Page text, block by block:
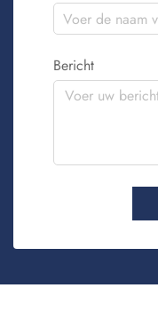
Bericht